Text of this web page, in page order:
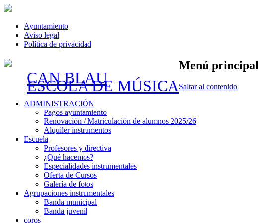
Ayuntamiento
Aviso legal
Política de privacidad
CAN BLAU
ESCOLA DE MÚSICA
Menú principal
Saltar al contenido
ADMINISTRACIÓN
Pagos ayuntamiento
Renovación / Matriculación de alumnos 2025/26
Alquiler instrumentos
Escuela
Profesores y directiva
¿Qué hacemos?
Especialidades instrumentales
Oferta de Cursos
Galería de fotos
Agrupaciones instrumentales
Banda municipal
Banda juvenil
coros